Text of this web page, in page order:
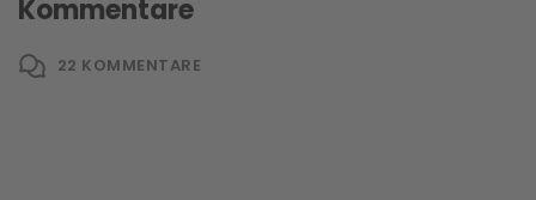
Kommentare
22 KOMMENTARE